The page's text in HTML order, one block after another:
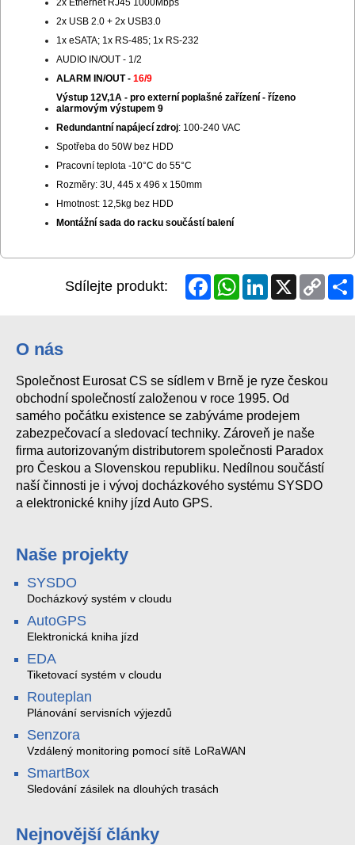
2x USB 2.0 + 2x USB3.0
1x eSATA; 1x RS-485; 1x RS-232
AUDIO IN/OUT - 1/2
ALARM IN/OUT - 16/9
Výstup 12V,1A - pro externí poplašné zařízení - řízeno
alarmovým výstupem 9
Redundantní napájecí zdroj: 100-240 VAC
Spotřeba do 50W bez HDD
Pracovní teplota -10°C do 55°C
Rozměry: 3U, 445 x 496 x 150mm
Hmotnost: 12,5kg bez HDD
Montážní sada do racku součástí balení
Sdílejte produkt: FacebookWhatsAppLinkedInX
Copy
Link
O nás
Společnost Eurosat CS se sídlem v Brně je ryze českou
obchodní společností založenou v roce 1995. Od
samého počátku existence se zabýváme prodejem
zabezpečovací a sledovací techniky. Zároveň je naše
firma autorizovaným distributorem společnosti Paradox
pro Českou a Slovenskou republiku. Nedílnou součástí
naší činnosti je i vývoj docházkového systému SYSDO
a elektronické knihy jízd Auto GPS.
Naše projekty
SYSDO
Docházkový systém v cloudu
AutoGPS
Elektronická kniha jízd
EDA
Tiketovací systém v cloudu
Routeplan
Plánování servisních výjezdů
Senzora
Vzdálený monitoring pomocí sítě LoRaWAN
SmartBox
Sledování zásilek na dlouhých trasách
Nejnovější články